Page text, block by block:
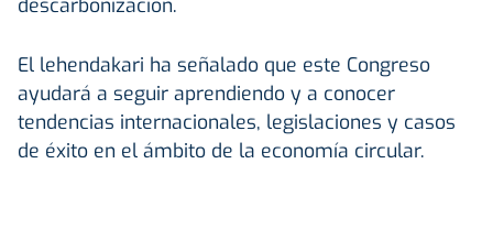
El lehendakari ha señalado que este Congreso
ayudará a seguir aprendiendo y a conocer
tendencias internacionales, legislaciones y casos
de éxito en el ámbito de la economía circular.